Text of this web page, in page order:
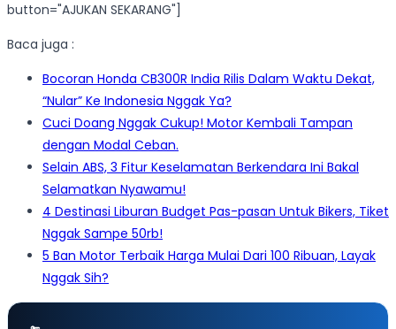
button="AJUKAN SEKARANG"]
Baca juga :
Bocoran Honda CB300R India Rilis Dalam Waktu Dekat,
“Nular” Ke Indonesia Nggak Ya?
Cuci Doang Nggak Cukup! Motor Kembali Tampan
dengan Modal Ceban.
Selain ABS, 3 Fitur Keselamatan Berkendara Ini Bakal
Selamatkan Nyawamu!
4 Destinasi Liburan Budget Pas-pasan Untuk Bikers, Tiket
Nggak Sampe 50rb!
5 Ban Motor Terbaik Harga Mulai Dari 100 Ribuan, Layak
Nggak Sih?